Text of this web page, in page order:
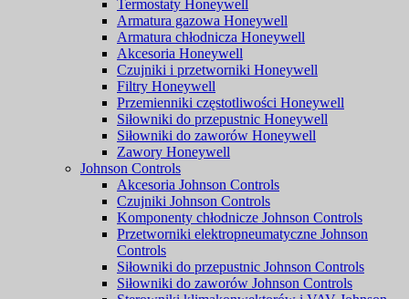
Termostaty Honeywell
Armatura gazowa Honeywell
Armatura chłodnicza Honeywell
Akcesoria Honeywell
Czujniki i przetworniki Honeywell
Filtry Honeywell
Przemienniki częstotliwości Honeywell
Siłowniki do przepustnic Honeywell
Siłowniki do zaworów Honeywell
Zawory Honeywell
Johnson Controls
Akcesoria Johnson Controls
Czujniki Johnson Controls
Komponenty chłodnicze Johnson Controls
Przetworniki elektropneumatyczne Johnson
Controls
Siłowniki do przepustnic Johnson Controls
Siłowniki do zaworów Johnson Controls